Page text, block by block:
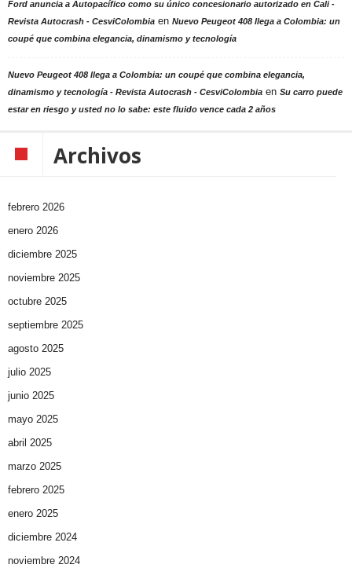
Ford anuncia a Autopacífico como su único concesionario autorizado en Cali -
Revista Autocrash - CesviColombia en Nuevo Peugeot 408 llega a Colombia: un
coupé que combina elegancia, dinamismo y tecnología
Nuevo Peugeot 408 llega a Colombia: un coupé que combina elegancia,
dinamismo y tecnología - Revista Autocrash - CesviColombia en Su carro puede
estar en riesgo y usted no lo sabe: este fluido vence cada 2 años
Archivos
febrero 2026
enero 2026
diciembre 2025
noviembre 2025
octubre 2025
septiembre 2025
agosto 2025
julio 2025
junio 2025
mayo 2025
abril 2025
marzo 2025
febrero 2025
enero 2025
diciembre 2024
noviembre 2024